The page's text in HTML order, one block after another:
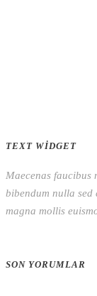
TEXT WIDGET
Maecenas faucibus
bibendum nulla sed
magna mollis
SON YORUMLAR